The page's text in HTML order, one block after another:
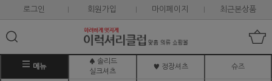
로그인 회원가입 마이페이지 최근본상품
메뉴
♠ 솔리드
실크셔츠
♥ 정장셔츠 슈즈